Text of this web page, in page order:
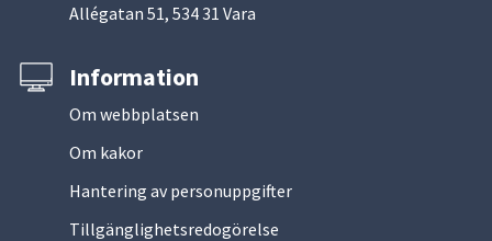
Allégatan 51, 534 31 Vara
Information
Om webbplatsen
Om kakor
Hantering av personuppgifter
Tillgänglighetsredogörelse